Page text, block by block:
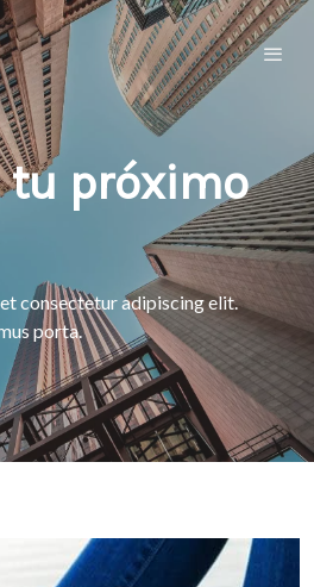
tu próximo
consectetur adipiscing elit.
porta.